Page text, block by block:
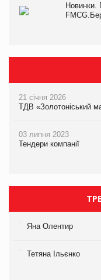
Новинки.
21 січня 2026
ТДВ «Золотоніський
03 липня 2023
Тендери компанії
Яна Олентир
Тетяна Ільєнко